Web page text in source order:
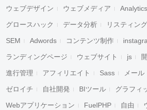
ウェブデザイン ウェブメディア Analytics
グロースハック データ分析 リスティン
SEM Adwords コンテンツ制作
ランディングページ ウェブサイト js
進行管理 アフィリエイト Sass メール
ゼロイチ 自社開発 BIツール グラフィ
Webアプリケーション FuelPHP 自由